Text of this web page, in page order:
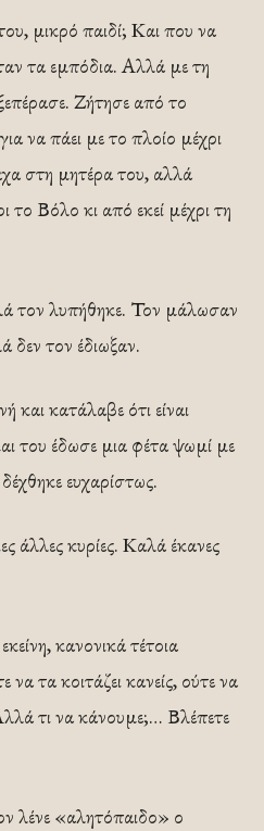
μικρό παιδί; Και που να
τα εμπόδια. Αλλά με τη
Ζήτησε από το
να πάει με το πλοίο μέχρι
στη μητέρα του, αλλά
το Βόλο κι από εκεί μέχρι τη
τον λυπήθηκε. Τον μάλωσαν
δεν τον έδιωξαν.
και κατάλαβε ότι είναι
του έδωσε μια φέτα ψωμί με
ευχαρίστως.
άλλες κυρίες. Καλά έκανες
κανονικά τέτοια
να τα κοιτάζει κανείς, ούτε να
τι να κάνουμε;… Βλέπετε
λένε «αλητόπαιδο» ο